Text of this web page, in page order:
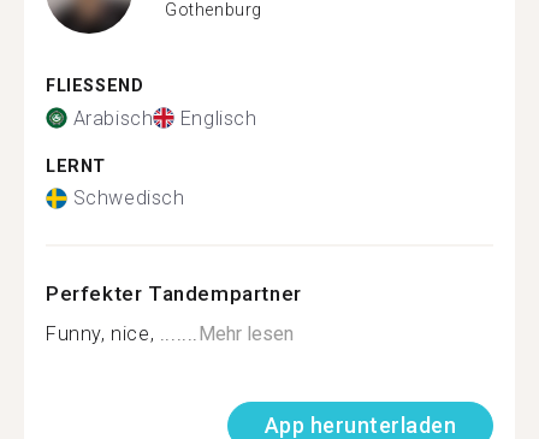
Gothenburg
FLIESSEND
Arabisch Englisch
LERNT
Schwedisch
Perfekter Tandempartner
Funny, nice, .......Mehr lesen
App herunterladen